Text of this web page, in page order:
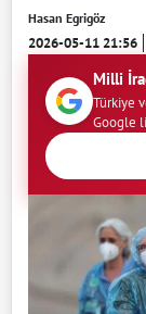
Hasan Egrigöz
2026-05-11 21:56
Milli
Türkiye
Google